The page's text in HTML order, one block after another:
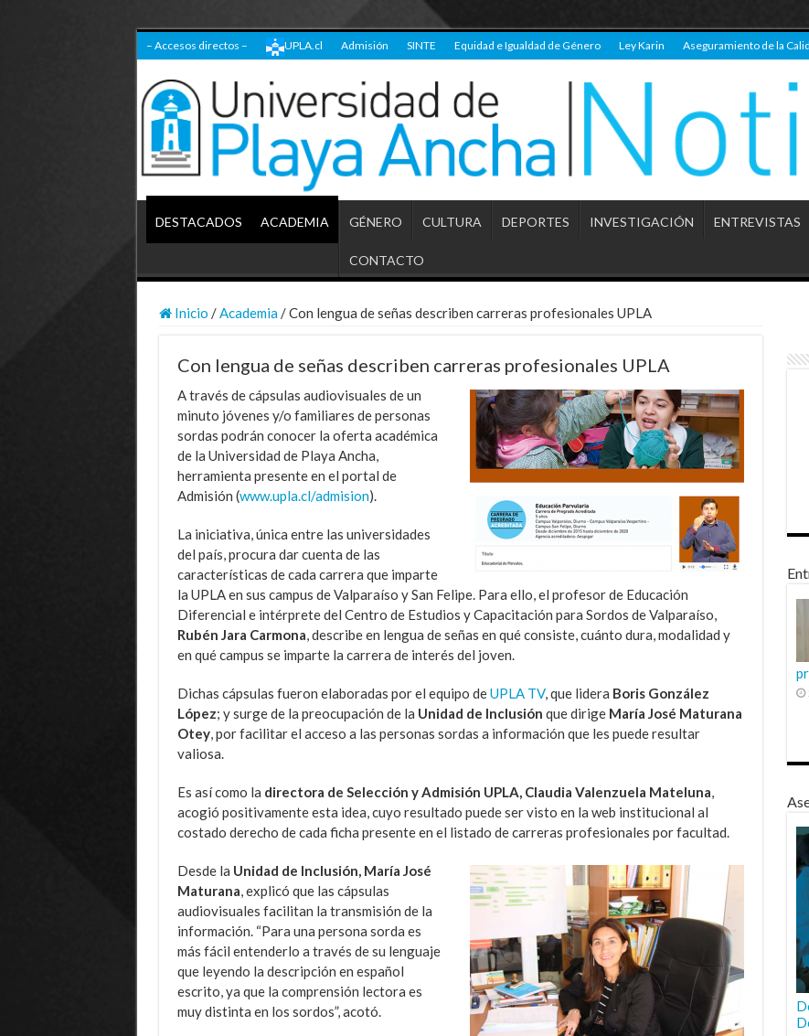
– Accesos directos – UPLA.cl Admisión SINTE Equidad e Igualdad de Género Ley Karin Aseguramiento de la
DESTACADOS ACADEMIA GÉNERO CULTURA DEPORTES INVESTIGACIÓN ENTREVISTAS
CONTACTO
Inicio / Academia /Con lengua de señas describen carreras profesionales UPLA
Con lengua de señas describen carreras profesionales UPLA
A través de cápsulas audiovisuales de un
minuto jóvenes y/o familiares de personas
sordas podrán conocer la oferta académica
de la Universidad de Playa Ancha,
herramienta presente en el portal de
Admisión (www.upla.cl/admision).
La iniciativa, única entre las universidades
del país, procura dar cuenta de las
características de cada carrera que imparte
la UPLA en sus campus de Valparaíso y San Felipe. Para ello, el profesor de Educación
Diferencial e intérprete del Centro de Estudios y Capacitación para Sordos de Valparaíso,
Rubén Jara Carmona , describe en lengua de señas en qué consiste, cuánto dura, modalidad y
en qué campus se imparte la carrera de interés del joven.
Dichas cápsulas fueron elaboradas por el equipo deUPLA TV, que lidera Boris González
López; y surge de la preocupación de la Unidad de Inclusión que dirige María José Maturana
Otey, por facilitar el acceso a las personas sordas a información que les puede resultar
valiosa.
Es así como la directora de Selección y Admisión UPLA, Claudia Valenzuela Mateluna
acogió positivamente esta idea, cuyo resultado puede ser visto en la web institucional al
costado derecho de cada ficha presente en el listado de carreras profesionales por facultad.
Desde la Unidad de Inclusión, María José
Maturana , explicó que las cápsulas
audiovisuales facilitan la transmisión de la
información. “Para una persona sorda es
más fácil entenderlo a través de su lenguaje
que leyendo la descripción en español
escrito, ya que la comprensión lectora es
muy distinta en los sordos”, acotó.